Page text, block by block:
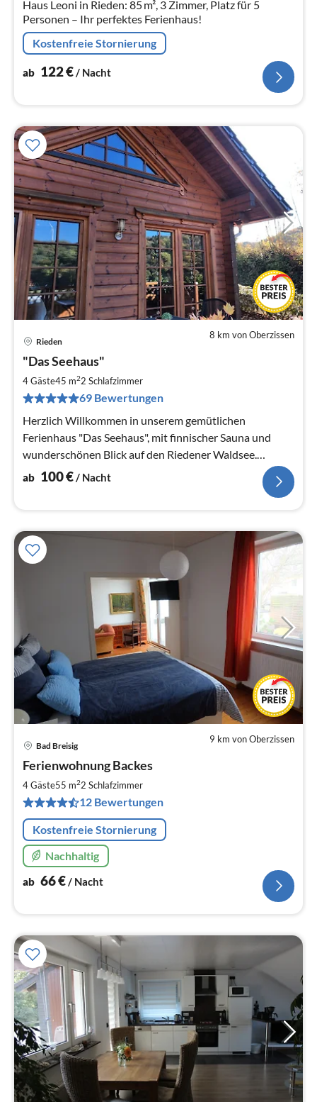
Haus Leoni in Rieden: 85 m², 3 Zimmer, Platz für 5
Personen – Ihr perfektes Ferienhaus!
Kostenfreie Stornierung
ab 122€/ Nacht
8 km von Oberzissen
Rieden
"Das Seehaus"
4 Gäste45 m22 Schlafzimmer
69 Bewertungen
Herzlich Willkommen in unserem gemütlichen
Ferienhaus "Das Seehaus", mit finnischer Sauna und
wunderschönen Blick auf den Riedener Waldsee.
Ankommen, Durchatmen, Wohlfühlen...
ab 100€/ Nacht
9 km von Oberzissen
Bad Breisig
Ferienwohnung Backes
4 Gäste55 m22 Schlafzimmer
12 Bewertungen
Kostenfreie Stornierung
Nachhaltig
ab 66€/ Nacht